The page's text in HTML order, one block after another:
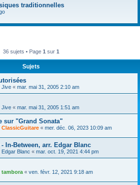
traditionnelles
36 sujets • Page 1 sur 1
Sujets
Jive « mar. mai 31, 2005 2:10 am
Jive « mar. mai 31, 2005 1:51 am
sur "Grand Sonata"
ClassicGuitare « mer. déc. 06, 2023 10:09 am
In-Between, arr. Edgar Blanc
Edgar Blanc « mar. oct. 19, 2021 4:44 pm
tambora « ven. févr. 12, 2021 9:18 am